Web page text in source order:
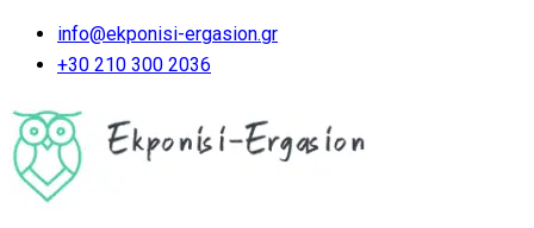
info@ekponisi-ergasion.gr
+30 210 300 2036